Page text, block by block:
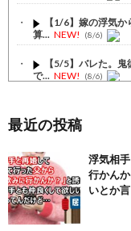
【1/6】嫁の浮気
算... NEW! (8/6)
【5/5】バレた。
で... NEW! (8/6)
で...
NEW!
舌を絡ませて、唾
(7/30)
【パリピ孔明】ア
最近の投稿
浮気相
行かん
いとか